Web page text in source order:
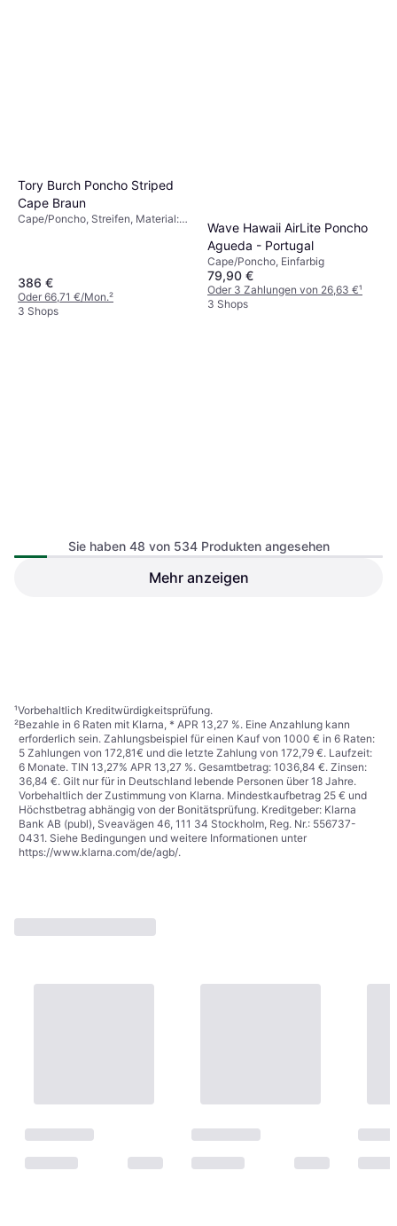
Tory Burch Poncho Striped
Cape Braun
Cape/Poncho, Streifen, Material:
386 €
Oder 66,71 €/Mon.²
3 Shops
Wave Hawaii AirLite Poncho
Agueda - Portugal
Cape/Poncho, Einfarbig
79,90 €
Oder 3 Zahlungen von 26,63 €¹
3 Shops
Cape/Poncho, Einfarbig, Gefüttert
Sie haben 48 von 534 Produkten angesehen
Mehr anzeigen
¹Vorbehaltlich Kreditwürdigkeitsprüfung.
²Bezahle in 6 Raten mit Klarna, * APR 13,27 %. Eine Anzahlung kann
erforderlich sein. Zahlungsbeispiel für einen Kauf von 1000 € in 6 Raten:
5 Zahlungen von 172,81€ und die letzte Zahlung von 172,79 €. Laufzeit:
6 Monate. TIN 13,27% APR 13,27 %. Gesamtbetrag: 1036,84 €. Zinsen:
36,84 €. Gilt nur für in Deutschland lebende Personen über 18 Jahre.
Vorbehaltlich der Zustimmung von Klarna. Mindestkaufbetrag 25 € und
Höchstbetrag abhängig von der Bonitätsprüfung. Kreditgeber: Klarna
Bank AB (publ), Sveavägen 46, 111 34 Stockholm, Reg. Nr.: 556737-
0431. Siehe Bedingungen und weitere Informationen unter
https://www.klarna.com/de/agb/.